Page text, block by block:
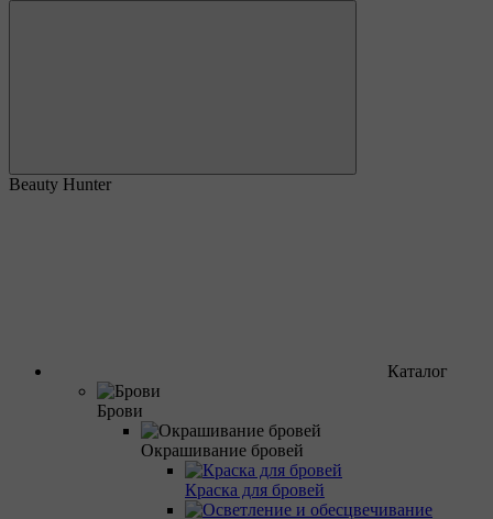
Beauty Hunter
Каталог
Брови
Окрашивание бровей
Краска для бровей